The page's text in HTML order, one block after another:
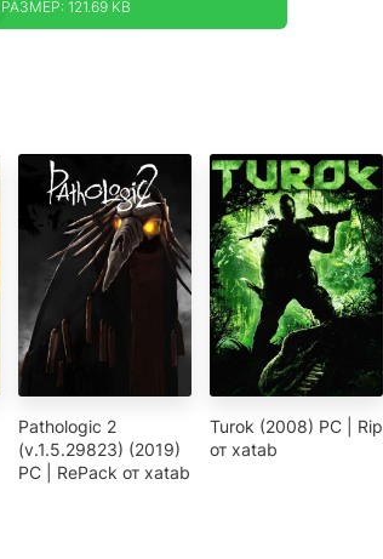
РАЗМЕР: 121.69 KB
Pathologic 2
(v.1.5.29823) (2019)
PC | RePack от xatab
Turok (2008) PC | Rip
от xatab